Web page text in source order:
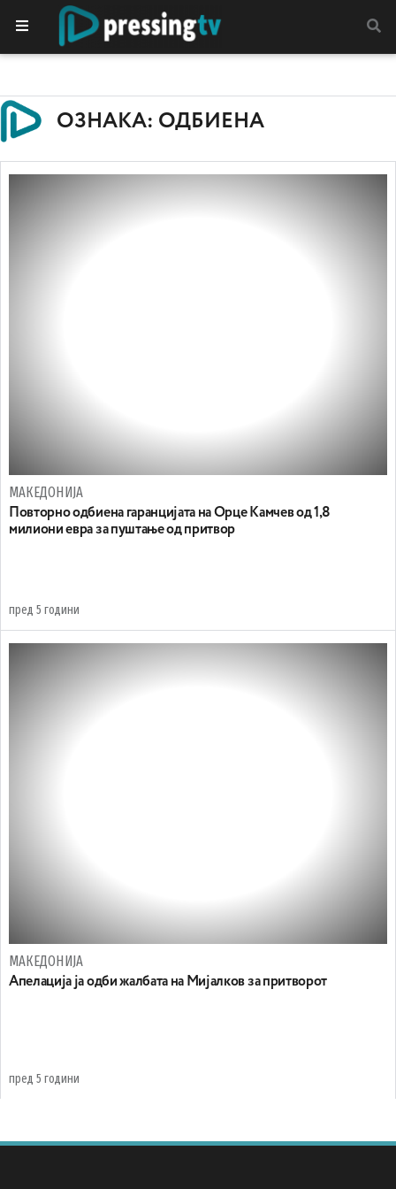
ОЗНАКА: ОДБИЕНА
МАКЕДОНИЈА
Повторно одбиена гаранцијата на Орце Камчев од 1,8
милиони евра за пуштање од притвор
пред 5 години
МАКЕДОНИЈА
Апелација ја одби жалбата на Мијалков за притворот
пред 5 години